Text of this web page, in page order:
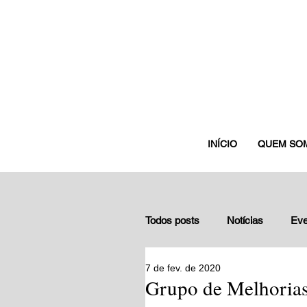
INÍCIO QUEM
Todos posts Notícias
Depoimentos de gestores
Grupo de
7 de fev. de 2020